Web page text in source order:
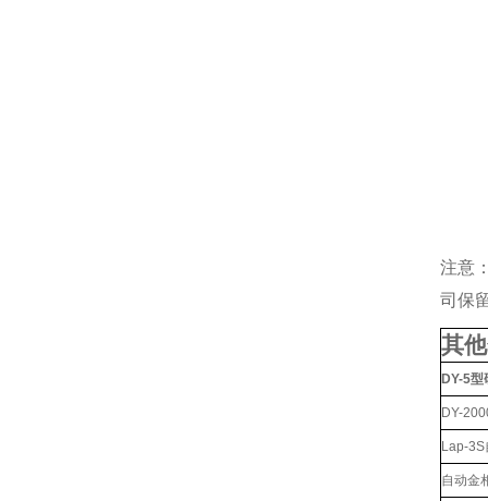
注意
司保
其
DY-5
DY-
Lap-
自动金